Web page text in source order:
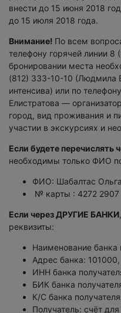
внести до 15 июня 2018
до 15 июля 2018 года.
Внимание! По всем
телефону горячей линии
бронировании места
(812) 333-10-10 (Людмила
интенсива) или по
Елистратова —
город, вид проживания и
участии в экскурсиях и
Если будете перечислять
необходимы только ФИО
ФИО: Шабалтас
№ карты : 4272
Если через ДРУГИЕ БАНКИ
реквизиты:
Наименование
Адрес банка:
ИНН банка
БИК банка
К/С банка
Получатель: счёт